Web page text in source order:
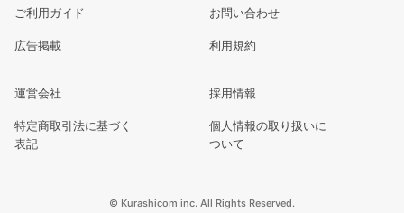
ご利用ガイド お問い合わせ
広告掲載 利用規約
運営会社 採用情報
特定商取引法に基づく
表記
個人情報の取り扱いに
ついて
© Kurashicom inc. All Rights Reserved.